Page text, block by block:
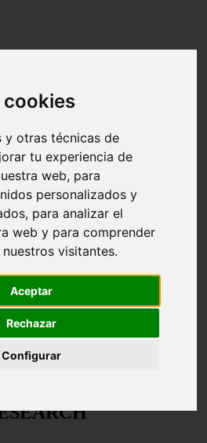
y otras técnicas de
tu experiencia de
web, para
personalizados y
para analizar el
web y para comprender
visitantes.
Aceptar
Rechazar
Configurar